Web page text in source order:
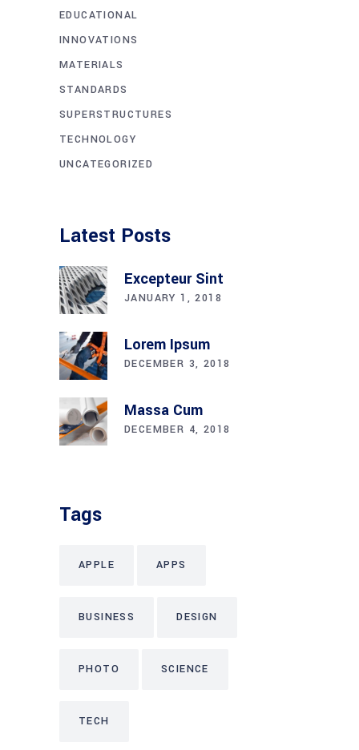
EDUCATIONAL
INNOVATIONS
MATERIALS
STANDARDS
SUPERSTRUCTURES
TECHNOLOGY
UNCATEGORIZED
Latest Posts
Excepteur Sint
JANUARY 1, 2018
Lorem Ipsum
DECEMBER 3, 2018
Massa Cum
DECEMBER 4, 2018
Tags
APPLE APPS
BUSINESS DESIGN
PHOTO SCIENCE
TECH